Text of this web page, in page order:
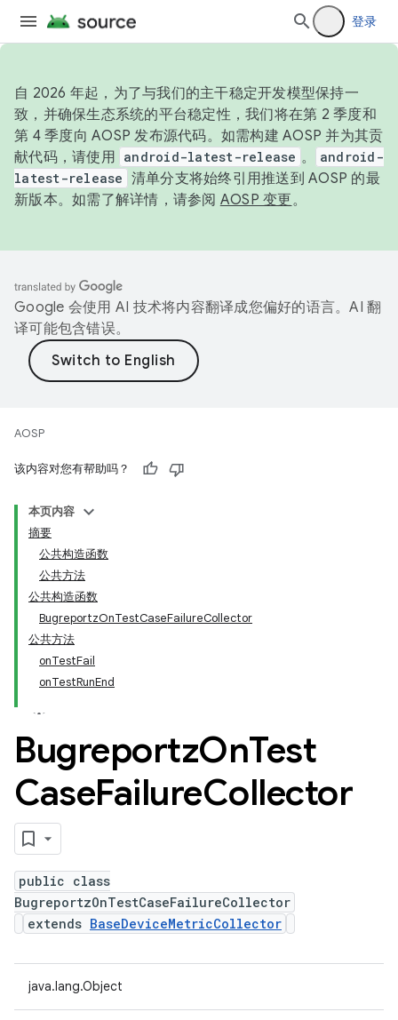
登录
自 2026 年起，为了与我们的主干稳定开发模型保持一
致，并确保生态系统的平台稳定性，我们将在第 2 季度和
第 4 季度向 AOSP 发布源代码。如需构建 AOSP 并为其贡
献代码，请使用 android-latest-release 。
android-
latest-release 清单分支将始终引用推送到 AOSP 的最
新版本。如需了解详情，请参阅 AOSP 变更。
Google 会使用 AI 技术将内容翻译成您偏好的语言。AI 翻
译可能包含错误。
AOSP
该内容对您有帮助吗？
本页内容
摘要
公共构造函数
公共方法
公共构造函数
BugreportzOnTestCaseFailureCollector
公共方法
onTestFail
onTestRunEnd
BugreportzOnTest
CaseFailureCollector
public class
BugreportzOnTestCaseFailureCollector
extends BaseDeviceMetricCollector
java.lang.Object